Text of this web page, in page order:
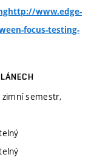
www.edge-
focus-testing-
semestr,